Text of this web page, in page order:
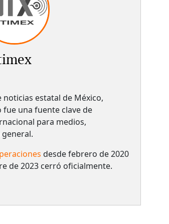
estatal de México,
una fuente clave de
para medios,
desde febrero de 2020
de 2023 cerró oficialmente.